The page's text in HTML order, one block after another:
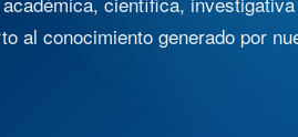
al conocimiento generado por